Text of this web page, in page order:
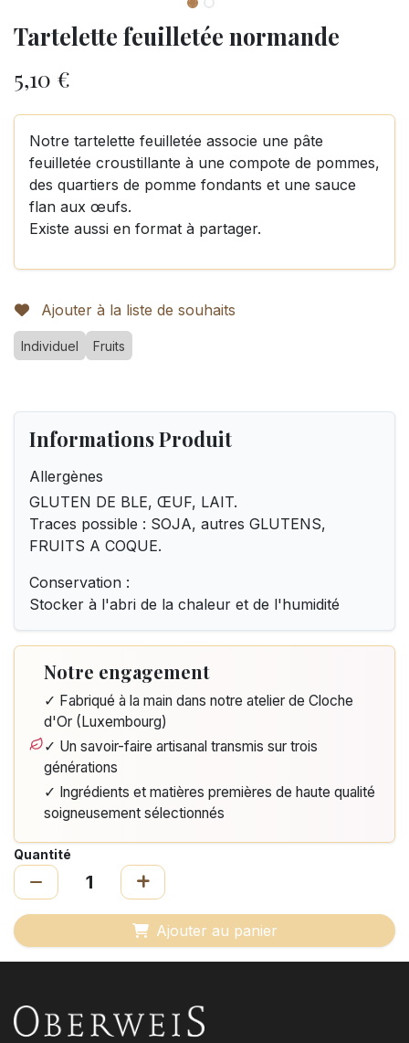
Tartelette feuilletée normande
5,10 €
Notre tartelette feuilletée associe une pâte
feuilletée croustillante à une compote de pommes,
des quartiers de pomme fondants et une sauce
flan aux œufs.
Existe aussi en format à partager.
Ajouter à la liste de souhaits
Individuel Fruits
Informations Produit
Allergènes
GLUTEN DE BLE, ŒUF, LAIT.
Traces possible : SOJA, autres GLUTENS,
FRUITS A COQUE.
Conservation :
Stocker à l'abri de la chaleur et de l'humidité
Notre engagement
✓ Fabriqué à la main dans notre atelier de Cloche
d'Or (Luxembourg)
✓ Un savoir-faire artisanal transmis sur trois
générations
✓ Ingrédients et matières premières de haute qualité
soigneusement sélectionnés
Quantité
Ajouter au panier